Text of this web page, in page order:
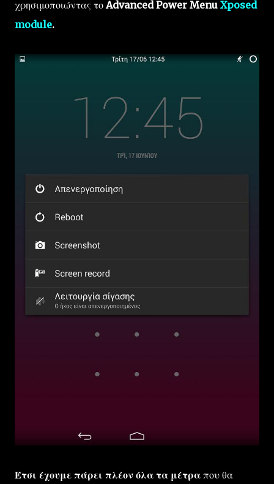
χρησιμοποιώντας τοAdvanced Power Menu Xposed
module.
Έτσι έχουμε πάρει πλέον όλα τα μέτρα που θα